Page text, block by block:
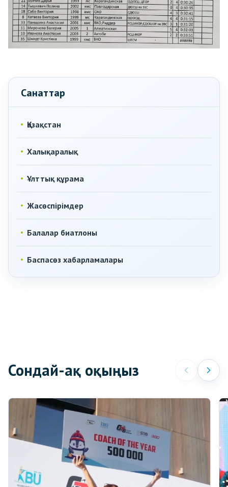
Санаттар
Қазақстан
Халықаралық
Ұлттық құрама
Жасөспірімдер
Балалар биатлоны
Баспасөз хабарламалары
Сондай-ақ оқыңыз